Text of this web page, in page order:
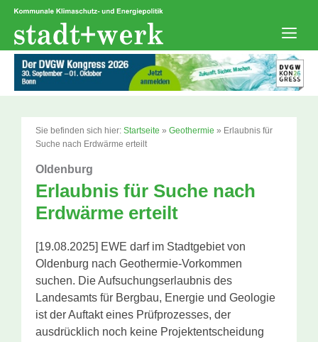
Zum
springen
Sie befinden sich hier: Startseite » Geothermie » Erlaubnis für
Suche nach Erdwärme erteilt
Oldenburg
Erlaubnis für Suche nach
Erdwärme erteilt
[19.08.2025] EWE darf im Stadtgebiet von
Oldenburg nach Geothermie-Vorkommen
suchen. Die Aufsuchungserlaubnis des
Landesamts für Bergbau, Energie und Geologie
ist der Auftakt eines Prüfprozesses, der
ausdrücklich noch keine Projektentscheidung